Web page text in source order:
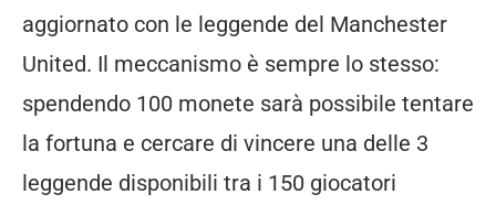
aggiornato con le leggende del Manchester
United. Il meccanismo è sempre lo stesso:
spendendo 100 monete sarà possibile tentare
la fortuna e cercare di vincere una delle 3
leggende disponibili tra i 150 giocatori